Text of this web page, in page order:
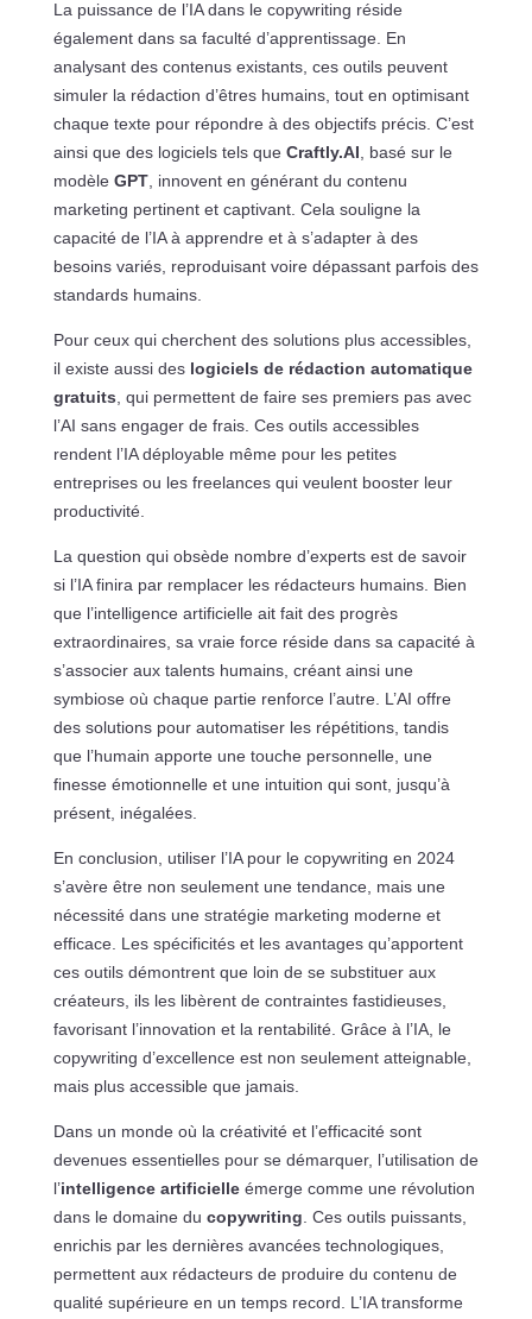
La puissance de l’IA dans le copywriting réside
également dans sa faculté d’apprentissage. En
analysant des contenus existants, ces outils peuvent
simuler la rédaction d’êtres humains, tout en optimisant
chaque texte pour répondre à des objectifs précis. C’est
ainsi que des logiciels tels que Craftly.AI , basé sur le
modèle GPT, innovent en générant du contenu
marketing pertinent et captivant. Cela souligne la
capacité de l’IA à apprendre et à s’adapter à des
besoins variés, reproduisant voire dépassant parfois des
standards humains.
Pour ceux qui cherchent des solutions plus accessibles,
il existe aussi des logiciels de rédaction automatique
gratuits , qui permettent de faire ses premiers pas avec
l’AI sans engager de frais. Ces outils accessibles
rendent l’IA déployable même pour les petites
entreprises ou les freelances qui veulent booster leur
productivité.
La question qui obsède nombre d’experts est de savoir
si l’IA finira par remplacer les rédacteurs humains. Bien
que l’intelligence artificielle ait fait des progrès
extraordinaires, sa vraie force réside dans sa capacité à
s’associer aux talents humains, créant ainsi une
symbiose où chaque partie renforce l’autre. L’AI offre
des solutions pour automatiser les répétitions, tandis
que l’humain apporte une touche personnelle, une
finesse émotionnelle et une intuition qui sont, jusqu’à
présent, inégalées.
En conclusion, utiliser l’IA pour le copywriting en 2024
s’avère être non seulement une tendance, mais une
nécessité dans une stratégie marketing moderne et
efficace. Les spécificités et les avantages qu’apportent
ces outils démontrent que loin de se substituer aux
créateurs, ils les libèrent de contraintes fastidieuses,
favorisant l’innovation et la rentabilité. Grâce à l’IA, le
copywriting d’excellence est non seulement atteignable,
mais plus accessible que jamais.
Dans un monde où la créativité et l’efficacité sont
devenues essentielles pour se démarquer, l’utilisation de
l’intelligence artificielleémerge comme une révolution
dans le domaine du copywriting . Ces outils puissants,
enrichis par les dernières avancées technologiques,
permettent aux rédacteurs de produire du contenu de
qualité supérieure en un temps record. L’IA transforme